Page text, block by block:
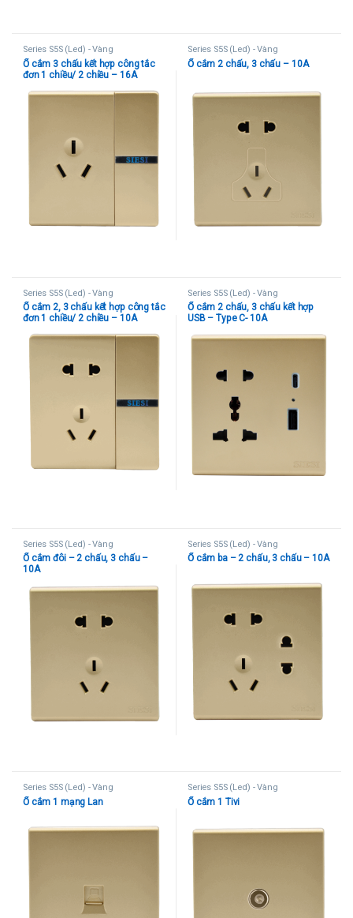
Series S5S (Led) - Vàng
Ổ cắm 3 chấu kết hợp công tắc
đơn 1 chiều/ 2 chiều – 16A
Series S5S (Led) - Vàng
Ổ cắm 2 chấu, 3 chấu – 10A
Series S5S (Led) - Vàng
Ổ cắm 2, 3 chấu kết hợp công tắc
đơn 1 chiều/ 2 chiều – 10A
Series S5S (Led) - Vàng
Ổ cắm 2 chấu, 3 chấu kết hợp
USB – Type C- 10A
Series S5S (Led) - Vàng
Ổ cắm đôi – 2 chấu, 3 chấu –
10A
Series S5S (Led) - Vàng
Ổ cắm ba – 2 chấu, 3 chấu – 10A
Series S5S (Led) - Vàng
Ổ cắm 1 mạng Lan
Series S5S (Led) - Vàng
Ổ cắm 1 Tivi